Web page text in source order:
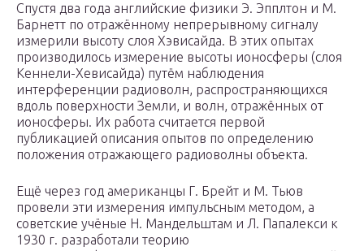
Спустя два года английские физики Э. Эпплтон и М.
Барнетт по отражённому непрерывному сигналу
измерили высоту слоя Хэвисайда. В этих опытах
производилось измерение высоты ионосферы (слоя
Кеннели-Хевисайда) путём наблюдения
интерференции радиоволн, распространяющихся
вдоль поверхности Земли, и волн, отражённых от
ионосферы. Их работа считается первой
публикацией описания опытов по определению
положения отражающего радиоволны объекта.
Ещё через год американцы Г. Брейт и М. Тьюв
провели эти измерения импульсным методом, а
советские учёные Н. Мандельштам и Л. Папалекси к
1930 г. разработали теорию